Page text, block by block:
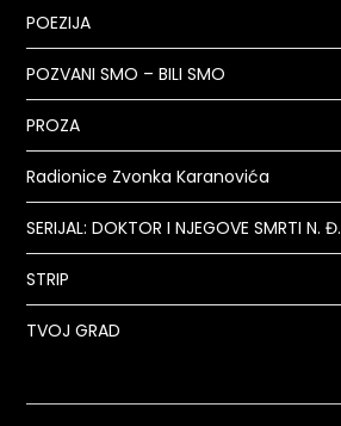
POEZIJA
POZVANI SMO – BILI SMO
PROZA
Radionice Zvonka Karanovića
SERIJAL: DOKTOR I NJEGOVE SMRTI N. Đ.
STRIP
TVOJ GRAD